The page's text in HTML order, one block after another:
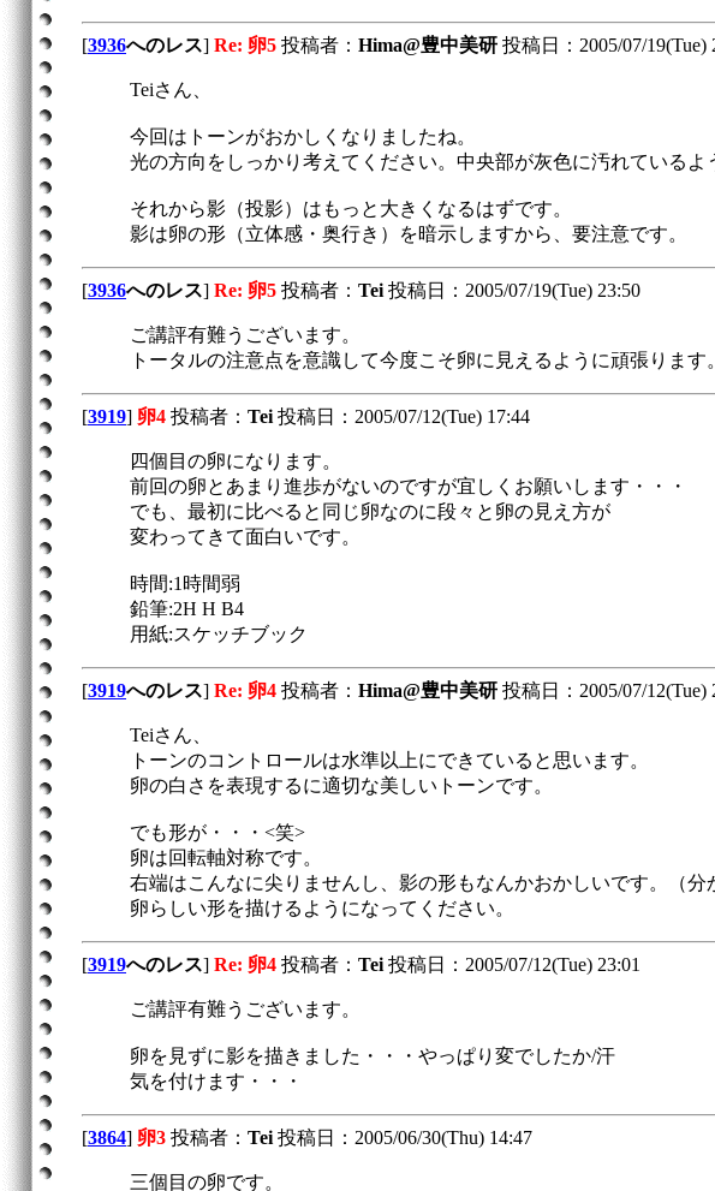
[3936へのレス] Re: 卵5 投稿者： Hima@豊中美研 投稿日：2005/07/19(Tue)
Teiさん、
今回はトーンがおかしくなりましたね。
光の方向をしっかり考えてください。中央部が灰色に汚れているよ
それから影（投影）はもっと大きくなるはずです。
影は卵の形（立体感・奥行き）を暗示しますから、要注意です。
[3936へのレス] Re: 卵5 投稿者： Tei 投稿日：2005/07/19(Tue) 23:50
ご講評有難うございます。
トータルの注意点を意識して今度こそ卵に見えるように頑張ります。
[3919] 卵4 投稿者： Tei 投稿日：2005/07/12(Tue) 17:44
四個目の卵になります。
前回の卵とあまり進歩がないのですが宜しくお願いします・・・
でも、最初に比べると同じ卵なのに段々と卵の見え方が
変わってきて面白いです。
時間:1時間弱
鉛筆:2H H B4
用紙:スケッチブック
[3919へのレス] Re: 卵4 投稿者： Hima@豊中美研 投稿日：2005/07/12(Tue)
Teiさん、
トーンのコントロールは水準以上にできていると思います。
卵の白さを表現するに適切な美しいトーンです。
でも形が・・・<笑>
卵は回転軸対称です。
右端はこんなに尖りませんし、影の形もなんかおかしいです。（分
卵らしい形を描けるようになってください。
[3919へのレス] Re: 卵4 投稿者： Tei 投稿日：2005/07/12(Tue) 23:01
ご講評有難うございます。
卵を見ずに影を描きました・・・やっぱり変でしたか/汗
気を付けます・・・
[3864] 卵3 投稿者： Tei 投稿日：2005/06/30(Thu) 14:47
三個目の卵です。